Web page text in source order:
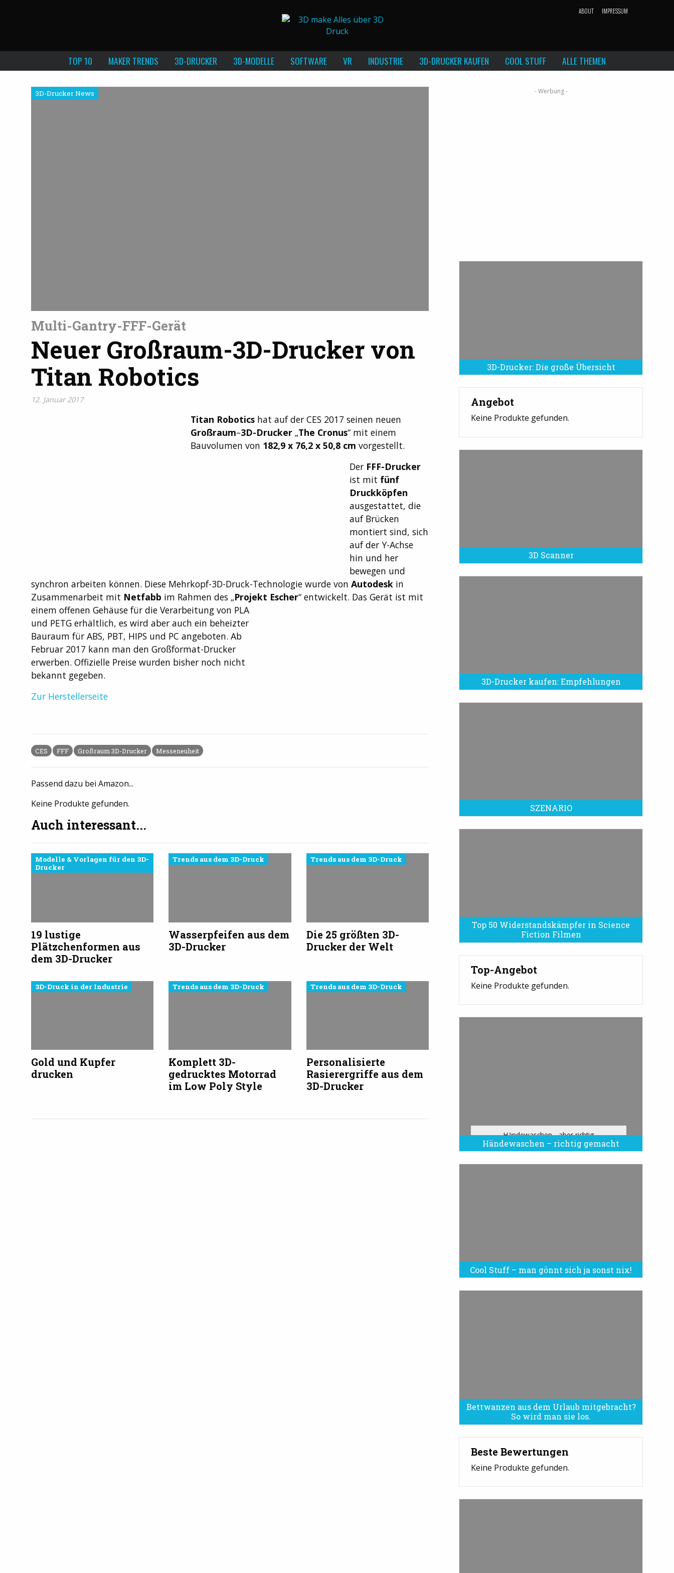
ABOUT IMPRESSUM
TOP 10 MAKER TRENDS 3D-DRUCKER 3D-MODELLE SOFTWARE VR INDUSTRIE 3D-DRUCKER KAUFEN COOL STUFF ALLE THEMEN
3D-Drucker News
Multi-Gantry-FFF-Gerät
Neuer Großraum-3D-Drucker von
Titan Robotics
12. Januar 2017
Titan Roboticshat auf der CES 2017 seinen neuen
Großraum–3D-Drucker „The Cronus“ mit einem
Bauvolumen von 182,9 x 76,2 x 50,8 cm vorgestellt.
Der FFF-Drucker
ist mit fünf
Druckköpfen
ausgestattet, die
auf Brücken
montiert sind, sich
auf der Y-Achse
hin und her
bewegen und
synchron arbeiten können. Diese Mehrkopf-3D-Druck-Technologie wurde von Autodesk in
Zusammenarbeit mit Netfabb im Rahmen des „Projekt Escher“ entwickelt. Das Gerät ist mit
einem offenen Gehäuse für die Verarbeitung von PLA
und PETG erhältlich, es wird aber auch ein beheizter
Bauraum für ABS, PBT, HIPS und PC angeboten. Ab
Februar 2017 kann man den Großformat-Drucker
erwerben. Offizielle Preise wurden bisher noch nicht
bekannt gegeben.
Zur Herstellerseite
CES FFF Großraum 3D-Drucker Messeneuheit
Passend dazu bei Amazon...
Keine Produkte gefunden.
Auch interessant...
Modelle & Vorlagen für den 3D-
Drucker
19 lustige
Plätzchenformen aus
dem 3D-Drucker
Trends aus dem 3D-Druck
Wasserpfeifen aus dem
3D-Drucker
Trends aus dem 3D-Druck
Die 25 größten 3D-
Drucker der Welt
3D-Druck in der Industrie
Gold und Kupfer
drucken
Trends aus dem 3D-Druck
Komplett 3D-
gedrucktes Motorrad
im Low Poly Style
Trends aus dem 3D-Druck
Personalisierte
Rasierergriffe aus dem
3D-Drucker
3D-Drucker: Die große Übersicht
Angebot
Keine Produkte gefunden.
3D Scanner
3D-Drucker kaufen: Empfehlungen
SZENARIO
Top 50 Widerstandskämpfer in Science
Fiction Filmen
Top-Angebot
Keine Produkte gefunden.
Händewaschen – richtig gemacht
Händewaschen - aber richtig
Cool Stuff – man gönnt sich ja sonst nix!
Bettwanzen aus dem Urlaub mitgebracht?
So wird man sie los.
Bettwanzen sind eine Plage
Beste Bewertungen
Keine Produkte gefunden.